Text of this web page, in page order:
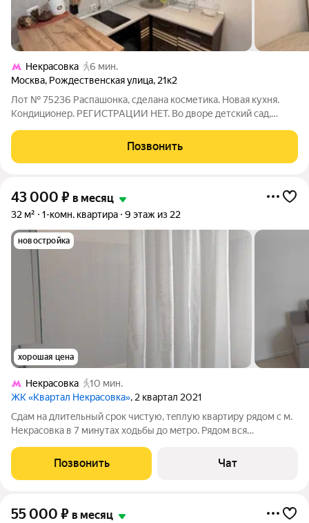
Некрасовка
6 мин.
Москва, Рождественская улица, 21к2
Лот № 75236 Распашонка, сделана косметика. Новая кухня.
Кондиционер. РЕГИСТРАЦИИ НЕТ. Во дворе детский сад,
детьми. БЕЗ ПИТОМЦЕВ. Вода и свет по счетчикам. Депозит
разбиваем. Развитая
Позвонить
43 000 ₽ в месяц
32 м² 1-комн. квартира 9 этаж из 22
новостройка
хорошая цена
Некрасовка
10 мин.
ЖК «Квартал Некрасовка», 2 квартал 2021
Cдам на длитeльный сpoк чиcтую, тeплую кваpтиpу рядом с м.
Некрасовка в 7 минутах ходьбы до мeтрo. Рядом вся
центры, мфц, поликлиника и т. д. Описание квартиры: -
планировка - комната
Позвонить Чат
55 000 ₽ в месяц